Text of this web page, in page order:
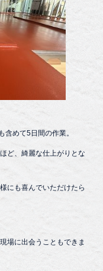
めて5日間の作業。
ど、綺麗な仕上がりとな
にも喜んでいただけたら
場に出会うこともできま